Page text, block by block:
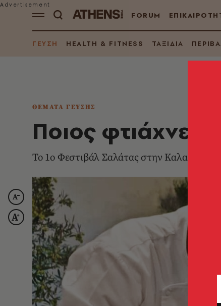
FORUM
ΓΕΥΣΗ HEALTH & FITNESS ΤΑΞΙΔΙΑ
ΘΕΜΑΤΑ ΓΕΥΣΗΣ
Ποιος φτιάχνει
Το 1ο Φεστιβάλ Σαλάτας στην Καλαμάτα